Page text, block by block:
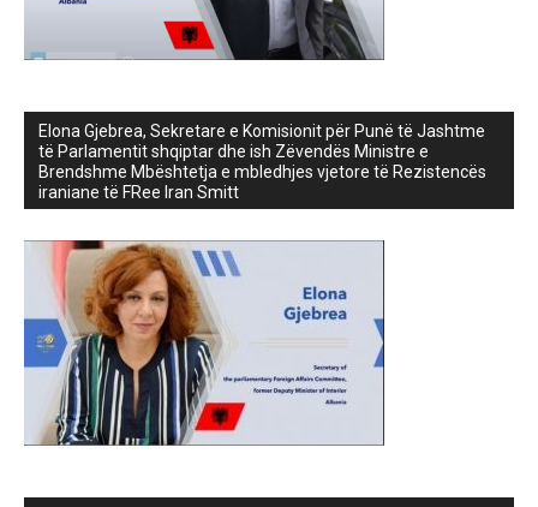
Elona Gjebrea, Sekretare e Komisionit për Punë të Jashtme
të Parlamentit shqiptar dhe ish Zëvendës Ministre e
Brendshme Mbështetja e mbledhjes vjetore të Rezistencës
iraniane të FRee Iran Smitt